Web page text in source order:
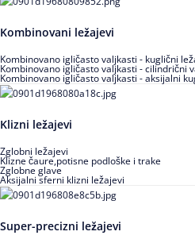
Kombinovani ležajevi
Kombinovano igličasto valjkasti - kuglični
Kombinovano igličasto valjkasti - cilindrični
Kombinovano igličasto valjkasti - aksijalni
Klizni ležajevi
Zglobni ležajevi
Klizne čaure,potisne podloške i trake
Zglobne glave
Aksijalni sferni klizni ležajevi
Super-precizni ležajevi